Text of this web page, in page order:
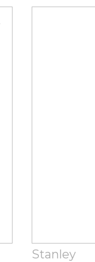
Stanley